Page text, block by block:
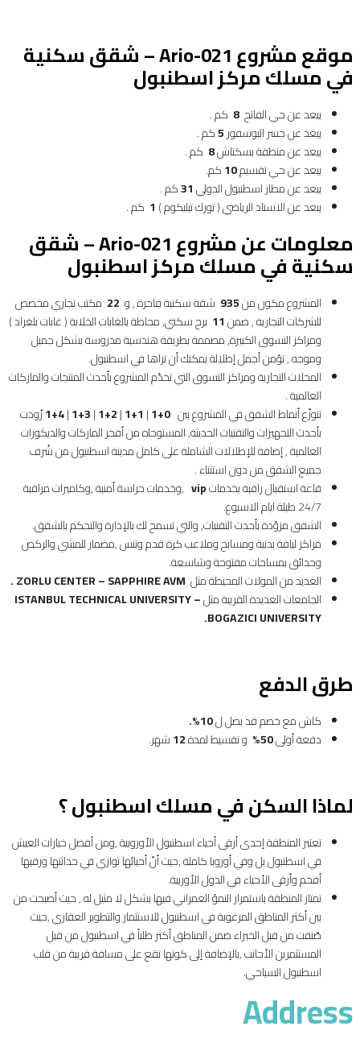
موقع مشروعArio-021 – شقق سكنية
في مسلك مركز اسطنبول
يبعد عن حي الفاتح 8 كم .
ييعد عن جسر البوسفور5كم .
ييعد عن منطقة بسكتاش8 كم .
يبعد عن حي تقسيم10كم.
يبعد عن مطار اسطنبول الدولي31كم .
يبعد عن الاستاد الرياضي ( تورك تيليكوم ) 1 كم .
معلومات عن مشروعArio-021 – شقق
سكنية في مسلك مركز اسطنبول
المشروع مكون من935 شقة سكنية فاخرة , و 22 مكتب تجاري مخصص
للشركات التجارية , ضمن11 برج سكني, محاطة بالغابات الخلابة ( غابات بلغراد )
ومراكز التسوق الكبيرة, مصممة بطريقة هندسية مدروسة بشكل جميل
وموجه , تؤمن أجمل إطلالة يمكنك أن تراها في اسطنبول.
المحلات التجارية ومراكز التسوق التي تخدّم المشروع بأحدث المنتجات والماركات
العالمية .
تتوزّع أنماط الشقق في المشروع بين 0+1
|
1+1
|
2+1
|
3+1
|
4+1
زُودت
بأحدث التجهيزات والتقنيات الحديثة, المستوحاه من أفخر الماركات والديكورات
العالمية , إضافة للإطلالات الشاملة على كامل مدينة اسطنبول من شُرف
جميع الشقق من دون استثناء .
قاعة استقبال راقية بخدماتvip ,وخدمات حراسة أمنية ,وكاميرات مراقبة
24/7 طيلة ايام الاسبوع.
الشقق مزوّدة بأحدث التقنيات, والتي تسمح لك بالإدارة والتحكم بالشقق.
مراكز لياقة بدنية ومسابح وملاعب كرة قدم وتنس ,مضمار للمشي والركض
وحدائق بمساحات مفتوحة وشاسعة.
العديد من المولات المحيطة مثل
.
الجامعات العديدة القريبة مثلISTANBUL TECHNICAL UNIVERSITY –
BOGAZICI UNIVERSITY
.
طرق الدفع
كاش مع خصم قد يصل ل10
%
.
دفعة أولى50% و تقسيط لمدة12شهر.
لماذا السكن في مسلك اسطنبول ؟
تعتبر المنطقة إحدى أرقى أحياء اسطنبول الأوروبية ,ومن أفضل خيارات العيش
في اسطنبول بل وفي أوروبا كاملة ,حيث أنّ أحيائها توازي في حداثتها ورقيها
أفخم وأرقى الأحياء في الدول الأوربية.
تمتاز المنطقة باستمرار النموً العمراني فيها بشكل لا مثيل له , حيث أصبحت من
بين أكثر المناطق المرغوبة في اسطنبول للاستثمار والتطوير العقاري ,حيث
صُنفت من قبل الخبراء ضمن المناطق أكثر طلباً في اسطنبول من قبل
المستثمرين الأجانب ,بالإضافة إلى كونها تقع على مسافة قريبة من قلب
اسطنبول السياحي.
Address